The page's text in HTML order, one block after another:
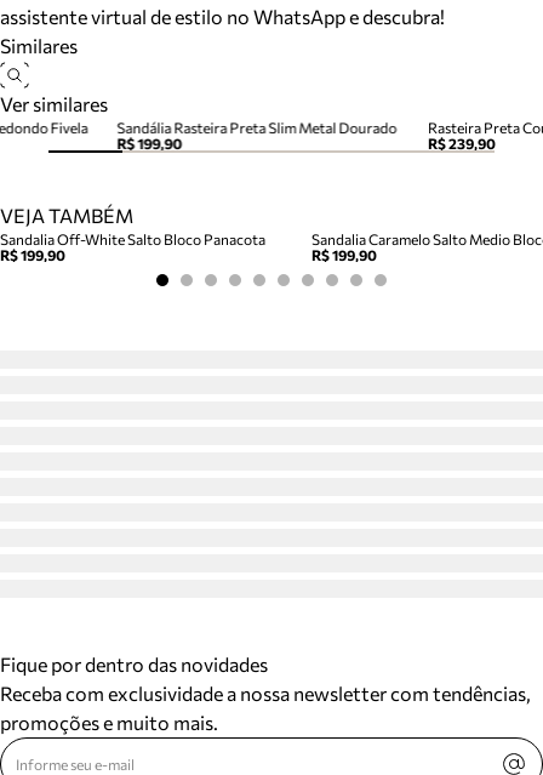
assistente virtual de estilo no WhatsApp e descubra!
Similares
Ver similares
Sandália Rasteira Preta Slim Metal Dourado
R$ 199,90
R$ 239,90
Fivela
VEJA TAMBÉM
Sandalia Off-White Salto Bloco Panacota
R$ 199,90
R$ 199,90
Fique por dentro das novidades
Receba com exclusividade a nossa newsletter com tendências,
promoções e muito mais.